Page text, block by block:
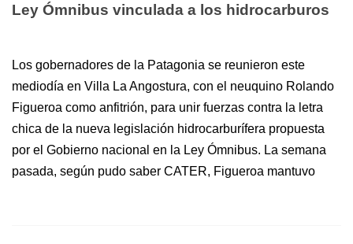
Ley Ómnibus vinculada a los hidrocarburos
Los gobernadores de la Patagonia se reunieron este
mediodía en Villa La Angostura, con el neuquino Rolando
Figueroa como anfitrión, para unir fuerzas contra la letra
chica de la nueva legislación hidrocarburífera propuesta
por el Gobierno nacional en la Ley Ómnibus. La semana
pasada, según pudo saber CATER, Figueroa mantuvo